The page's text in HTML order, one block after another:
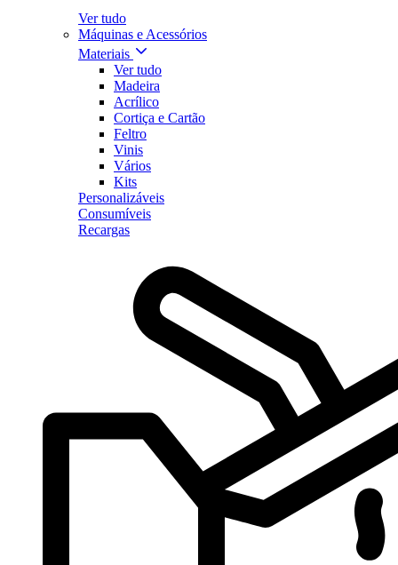
Ver tudo
Máquinas e Acessórios
Materiais
Ver tudo
Madeira
Acrílico
Cortiça e Cartão
Feltro
Vinis
Vários
Kits
Personalizáveis
Consumíveis
Recargas